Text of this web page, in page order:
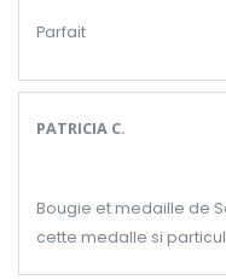
Parfait
PATRICIA C.
Bougie et medaille de
cette medalle si